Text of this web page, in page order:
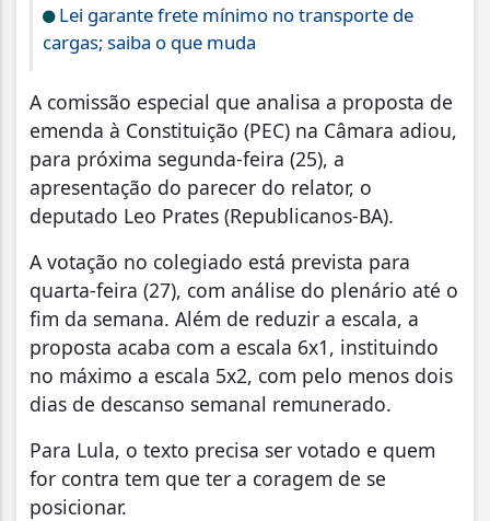
Lei garante frete mínimo no transporte de
cargas; saiba o que muda
A comissão especial que analisa a proposta de
emenda à Constituição (PEC) na Câmara adiou,
para próxima segunda-feira (25), a
apresentação do parecer do relator, o
deputado Leo Prates (Republicanos-BA).
A votação no colegiado está prevista para
quarta-feira (27), com análise do plenário até o
fim da semana. Além de reduzir a escala, a
proposta acaba com a escala 6x1, instituindo
no máximo a escala 5x2, com pelo menos dois
dias de descanso semanal remunerado.
Para Lula, o texto precisa ser votado e quem
for contra tem que ter a coragem de se
posicionar.